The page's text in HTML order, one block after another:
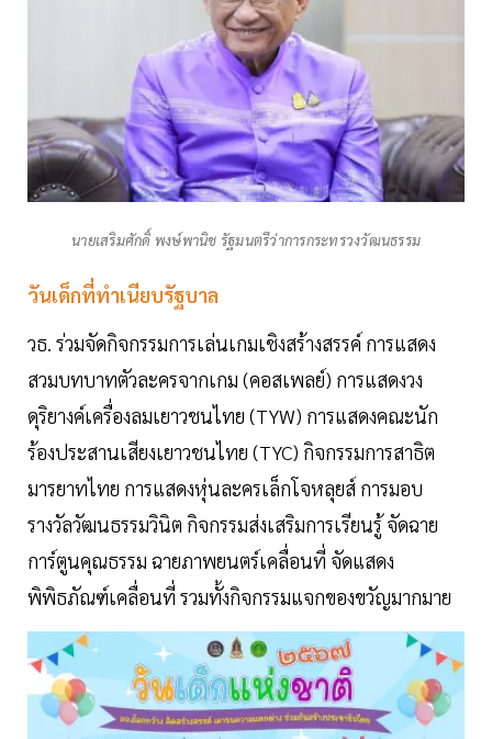
นายเสริมศักดิ์ พงษ์พานิช รัฐมนตรีว่าการกระทรวงวัฒนธรรม
วันเด็กที่ทำเนียบรัฐบาล
วธ. ร่วมจัดกิจกรรมการเล่นเกมเชิงสร้างสรรค์ การแสดง
สวมบทบาทตัวละครจากเกม (คอสเพลย์) การแสดงวง
ดุริยางค์เครื่องลมเยาวชนไทย (TYW) การแสดงคณะนัก
ร้องประสานเสียงเยาวชนไทย (TYC) กิจกรรมการสาธิต
มารยาทไทย การแสดงหุ่นละครเล็กโจหลุยส์ การมอบ
รางวัลวัฒนธรรมวินิต กิจกรรมส่งเสริมการเรียนรู้ จัดฉาย
การ์ตูนคุณธรรม ฉายภาพยนตร์เคลื่อนที่ จัดแสดง
พิพิธภัณฑ์เคลื่อนที่ รวมทั้งกิจกรรมแจกของขวัญมากมาย